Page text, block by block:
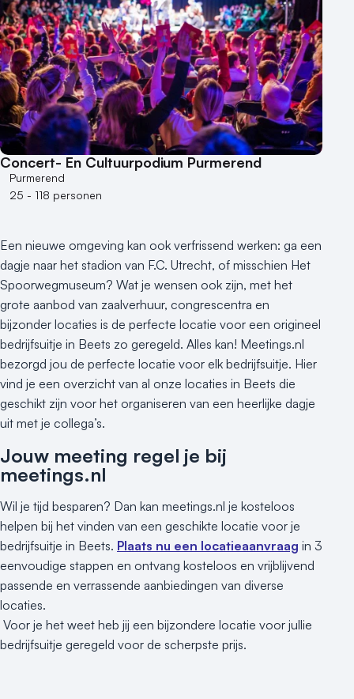
Concert- En Cultuurpodium Purmerend
Purmerend
25 - 118 personen
Een nieuwe omgeving kan ook verfrissend werken: ga een
dagje naar het stadion van F.C. Utrecht, of misschien Het
Spoorwegmuseum? Wat je wensen ook zijn, met het
grote aanbod van zaalverhuur, congrescentra en
bijzonder locaties is de perfecte locatie voor een origineel
bedrijfsuitje in Beets zo geregeld. Alles kan! Meetings.nl
bezorgd jou de perfecte locatie voor elk bedrijfsuitje. Hier
vind je een overzicht van al onze locaties in Beets die
geschikt zijn voor het organiseren van een heerlijke dagje
uit met je collega’s.
Jouw meeting regel je bij
meetings.nl
Wil je tijd besparen? Dan kan meetings.nl je kosteloos
helpen bij het vinden van een geschikte locatie voor je
bedrijfsuitje in Beets. Plaats nu een locatieaanvraag in 3
eenvoudige stappen en ontvang kosteloos en vrijblijvend
passende en verrassende aanbiedingen van diverse
locaties.
Voor je het weet heb jij een bijzondere locatie voor jullie
bedrijfsuitje geregeld voor de scherpste prijs.